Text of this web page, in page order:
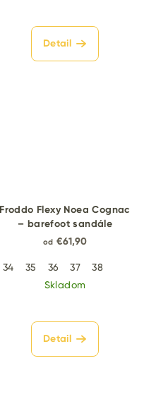
Detail
Froddo Flexy Noea Cognac
– barefoot sandále
od €61,90
34 35 36 37
38
Skladom
Detail